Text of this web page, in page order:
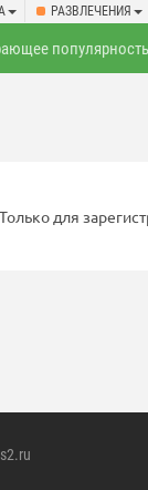
РАЗВЛЕЧЕНИЯ
популярность
Только для